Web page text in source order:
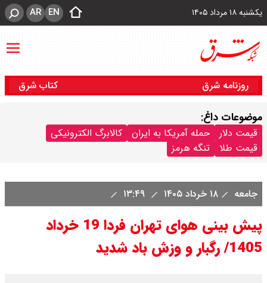
یکشنبه ۱۸ مرداد ۱۴۰۵ EN
AR
روزنامه شرق کتاب شرق
موضوعات داغ:
قیمت دلار حمله آمریکا به ایران
کالابرگ الکترونیکی
قیمت طلا
تنگه هرمز
جامعه ۱۸ خرداد ۱۴۰۵
پیش بینی هوای تهران فردا 19 خرداد
1405/ رگبار و وزش باد شدید